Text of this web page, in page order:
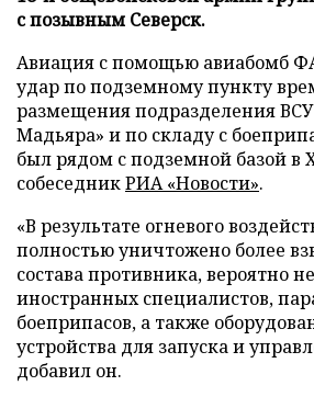
с позывным Северск.
Авиация с помощью авиабомб
удар по подземному пункту
размещения подразделения
Мадьяра» и по складу с
был рядом с подземной базой в
собеседникРИА «Новости».
«В результате огневого
полностью уничтожено более
состава противника, вероятно
иностранных специалистов,
боеприпасов, а также
устройства для запуска и
добавил он.